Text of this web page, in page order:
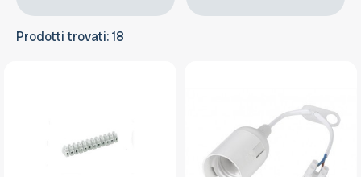
Prodotti trovati: 18